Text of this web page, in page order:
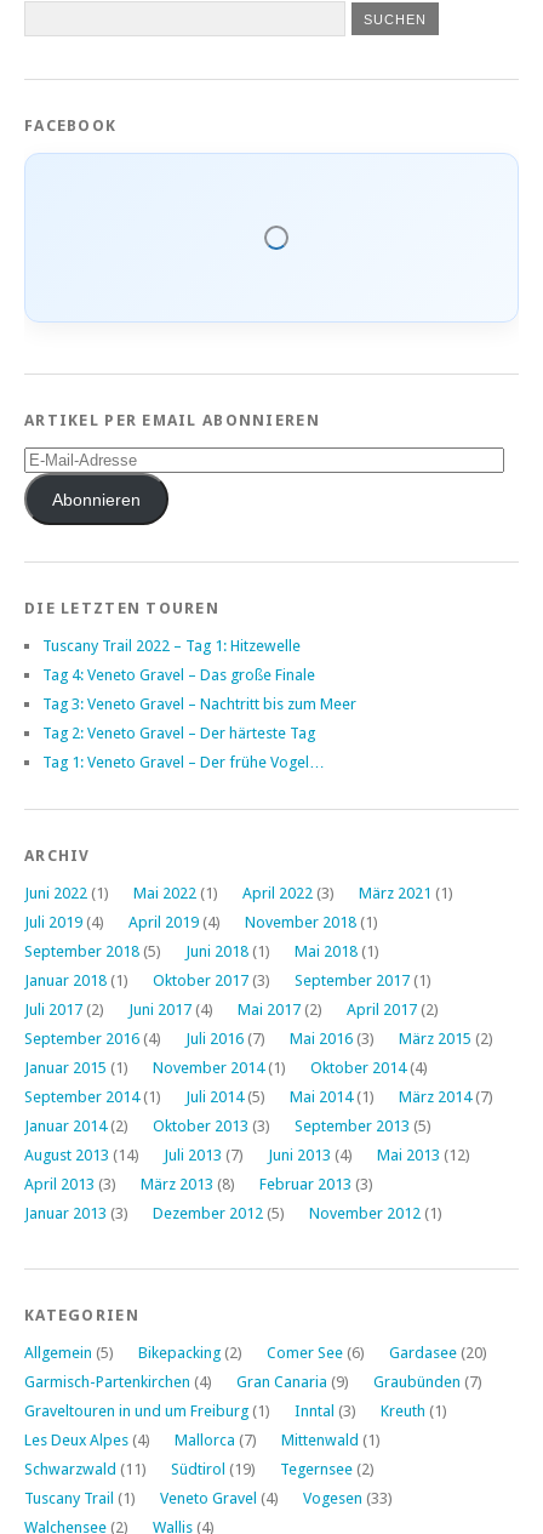
FACEBOOK
ARTIKEL PER EMAIL ABONNIEREN
E-
Mail-
AdresseAbonnieren
DIE LETZTEN TOUREN
Tuscany Trail 2022 – Tag 1: Hitzewelle
Tag 4: Veneto Gravel – Das große Finale
Tag 3: Veneto Gravel – Nachtritt bis zum Meer
Tag 2: Veneto Gravel – Der härteste Tag
Tag 1: Veneto Gravel – Der frühe Vogel…
ARCHIV
Juni 2022 (1) Mai 2022 (1) April 2022 (3) März 2021 (1)
Juli 2019 (4) April 2019 (4) November 2018 (1)
September 2018 (5) Juni 2018 (1) Mai 2018 (1)
Januar 2018 (1) Oktober 2017 (3) September 2017 (1)
Juli 2017 (2) Juni 2017 (4) Mai 2017 (2) April 2017 (2)
September 2016 (4) Juli 2016 (7) Mai 2016 (3) März 2015 (2)
Januar 2015 (1) November 2014(1) Oktober 2014(4)
September 2014(1) Juli 2014(5) Mai 2014(1) März 2014(7)
Januar 2014(2) Oktober 2013 (3) September 2013 (5)
August 2013 (14) Juli 2013 (7) Juni 2013 (4) Mai 2013 (12)
April 2013 (3) März 2013 (8) Februar 2013 (3)
Januar 2013 (3) Dezember 2012 (5) November 2012 (1)
KATEGORIEN
Allgemein (5) Bikepacking (2) Comer See (6) Gardasee (20)
Garmisch-Partenkirchen (4) Gran Canaria (9) Graubünden (7)
Graveltouren in und um Freiburg (1) Inntal (3) Kreuth (1)
Les Deux Alpes (4) Mallorca (7) Mittenwald (1)
Schwarzwald (11) Südtirol (19) Tegernsee (2)
Tuscany Trail (1) Veneto Gravel (4) Vogesen (33)
Walchensee (2) Wallis (4)